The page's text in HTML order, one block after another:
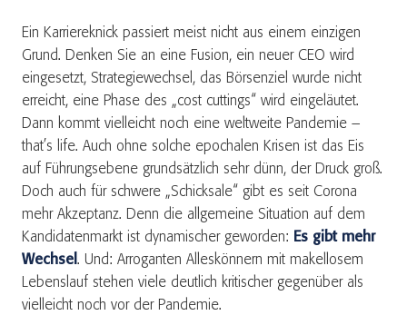
Ein Karriereknick passiert meist nicht aus einem einzigen
Grund. Denken Sie an eine Fusion, ein neuer CEO wird
eingesetzt, Strategiewechsel, das Börsenziel wurde nicht
erreicht, eine Phase des „cost cuttings“ wird eingeläutet.
Dann kommt vielleicht noch eine weltweite Pandemie –
that’s life. Auch ohne solche epochalen Krisen ist das Eis
auf Führungsebene grundsätzlich sehr dünn, der Druck groß.
Doch auch für schwere „Schicksale“ gibt es seit Corona
mehr Akzeptanz. Denn die allgemeine Situation auf dem
Kandidatenmarkt ist dynamischer geworden: Es gibt mehr
Wechsel . Und: Arroganten Alleskönnern mit makellosem
Lebenslauf stehen viele deutlich kritischer gegenüber als
vielleicht noch vor der Pandemie.